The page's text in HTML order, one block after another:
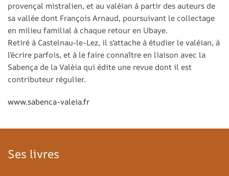
provençal mistralien, et au valéian à partir des auteurs de
sa vallée dont François Arnaud, poursuivant le collectage
en milieu familial à chaque retour en Ubaye.
Retiré à Castelnau-le-Lez, il s’attache à étudier le valéian, à
l’écrire parfois, et à le faire connaître en liaison avec la
Sabença de la Valèia qui édite une revue dont il est
contributeur régulier.
www.sabenca-valeia.fr
Ses livres